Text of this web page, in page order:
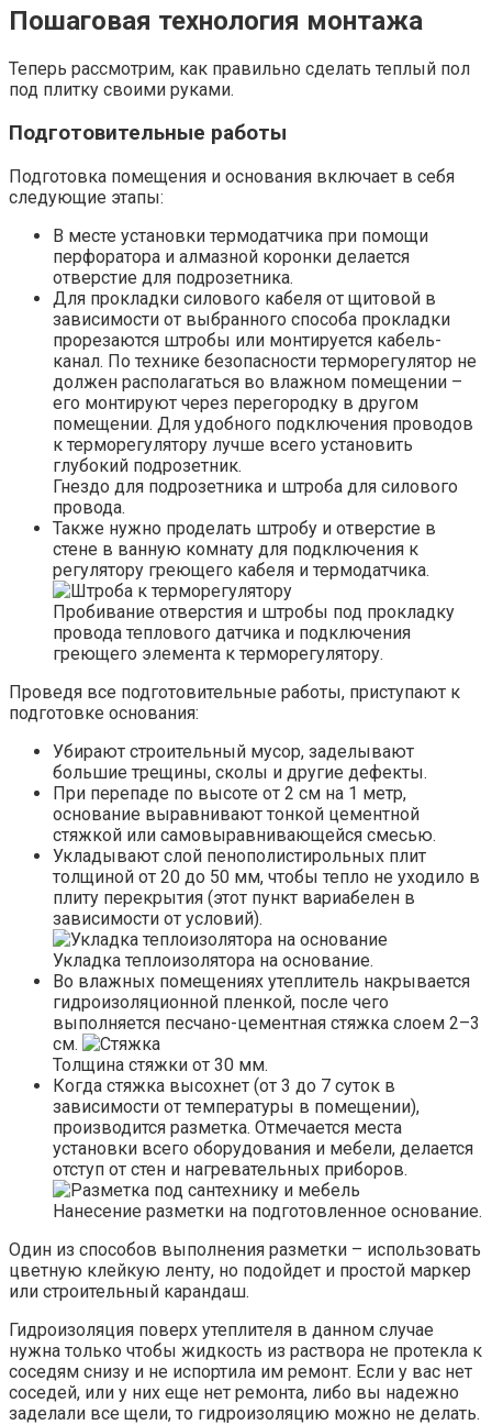
Пошаговая технология монтажа
Теперь рассмотрим, как правильно сделать теплый пол
под плитку своими руками.
Подготовительные работы
Подготовка помещения и основания включает в себя
следующие этапы:
В месте установки термодатчика при помощи
перфоратора и алмазной коронки делается
отверстие для подрозетника.
Для прокладки силового кабеля от щитовой в
зависимости от выбранного способа прокладки
прорезаются штробы или монтируется кабель-
канал. По технике безопасности терморегулятор не
должен располагаться во влажном помещении –
его монтируют через перегородку в другом
помещении. Для удобного подключения проводов
к терморегулятору лучше всего установить
глубокий подрозетник.
Гнездо для подрозетника и штроба для силового
провода.
Также нужно проделать штробу и отверстие в
стене в ванную комнату для подключения к
регулятору греющего кабеля и термодатчика.
Пробивание отверстия и штробы под прокладку
провода теплового датчика и подключения
греющего элемента к терморегулятору.
Проведя все подготовительные работы, приступают к
подготовке основания:
Убирают строительный мусор, заделывают
большие трещины, сколы и другие дефекты.
При перепаде по высоте от 2 см на 1 метр,
основание выравнивают тонкой цементной
стяжкой или самовыравнивающейся смесью.
Укладывают слой пенополистирольных плит
толщиной от 20 до 50 мм, чтобы тепло не уходило в
плиту перекрытия (этот пункт вариабелен в
зависимости от условий).
Укладка теплоизолятора на основание.
Во влажных помещениях утеплитель накрывается
гидроизоляционной пленкой, после чего
выполняется песчано-цементная стяжка слоем 2–3
см.
Толщина стяжки от 30 мм.
Когда стяжка высохнет (от 3 до 7 суток в
зависимости от температуры в помещении),
производится разметка. Отмечается места
установки всего оборудования и мебели, делается
отступ от стен и нагревательных приборов.
Нанесение разметки на подготовленное основание.
Один из способов выполнения разметки – использовать
цветную клейкую ленту, но подойдет и простой маркер
или строительный карандаш.
Гидроизоляция поверх утеплителя в данном случае
нужна только чтобы жидкость из раствора не протекла к
соседям снизу и не испортила им ремонт. Если у вас нет
соседей, или у них еще нет ремонта, либо вы надежно
заделали все щели, то гидроизоляцию можно не делать.